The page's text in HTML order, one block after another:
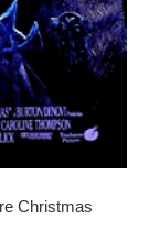
Christmas